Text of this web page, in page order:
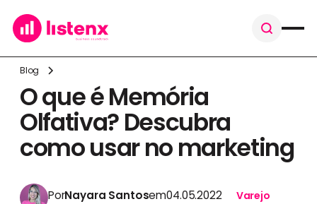
Blog
O que é Memória
Olfativa? Descubra
como usar no marketing
PorNayara Santosem04.05.2022 Varejo